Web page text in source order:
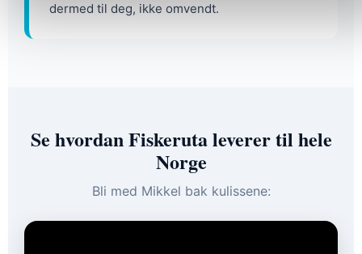
dermed til deg, ikke omvendt.
Se hvordan Fiskeruta leverer til hele
Norge
Bli med Mikkel bak kulissene: